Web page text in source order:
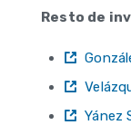
Resto de
Yánez